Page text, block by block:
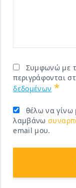
Συμφωνώ με
περιγράφονται
δεδομένων *
θέλω να γίνω
λαμβάνω
email μου.